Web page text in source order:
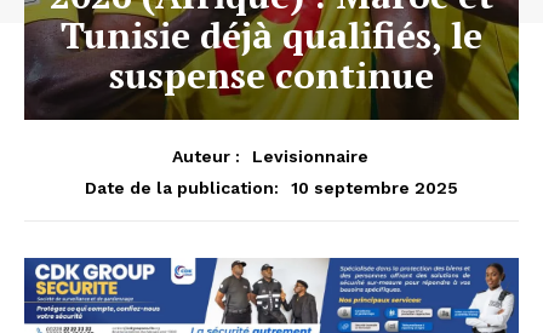
Tunisie déjà qualifiés, le
suspense continue
Auteur :
Levisionnaire
Date de la publication:
10 septembre 2025